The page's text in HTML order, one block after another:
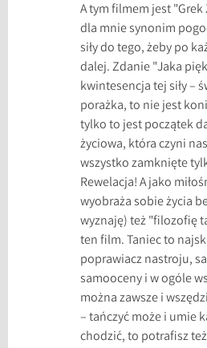
A tym filmem jest
dla mnie synonim
siły do tego, żeby po
dalej. Zdanie "Jaka
kwintesencja tej siły –
porażka, to nie jest
tylko to jest początek
życiowa, która czyni
wszystko zamknięte
Rewelacja! A jako
wyobraża sobie życia
wyznaję) też "filozofię
ten film. Taniec to
poprawiacz nastroju,
samooceny i w ogóle
można zawsze i
– tańczyć może i umie
chodzić, to potrafisz